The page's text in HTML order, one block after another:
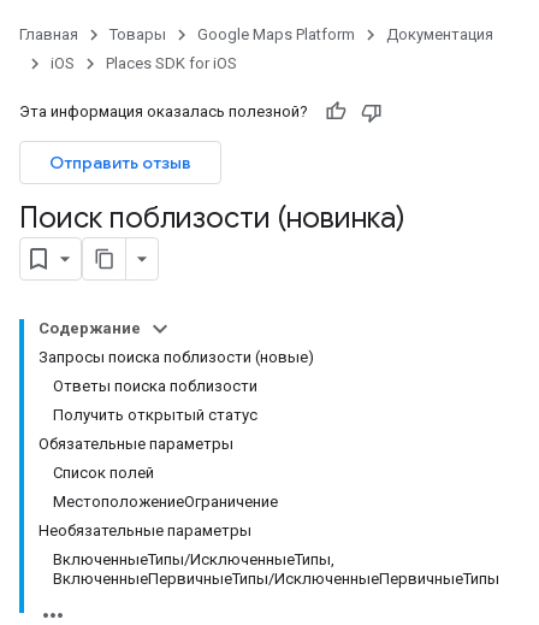
Главная Товары Google Maps Platform
Документация
iOS
Places SDK for iOS
Эта информация оказалась полезной?
Отправить отзыв
Поиск поблизости (новинка)
Содержание
Запросы поиска поблизости (новые)
Ответы поиска поблизости
Получить открытый статус
Обязательные параметры
Список полей
МестоположениеОграничение
Необязательные параметры
ВключенныеТипы/ИсключенныеТипы,
ВключенныеПервичныеТипы/ИсключенныеПервичныеТипы